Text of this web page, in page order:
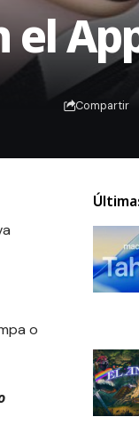
Compartir
o